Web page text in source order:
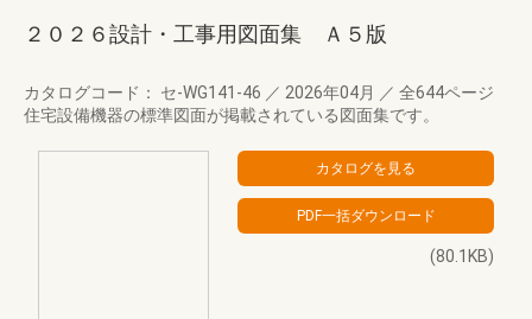
２０２６設計・工事用図面集 Ａ５版
カタログコード： セ-WG141-46 ／ 2026年04月 ／ 全644ページ
住宅設備機器の標準図面が掲載されている図面集です。
(80.1KB)